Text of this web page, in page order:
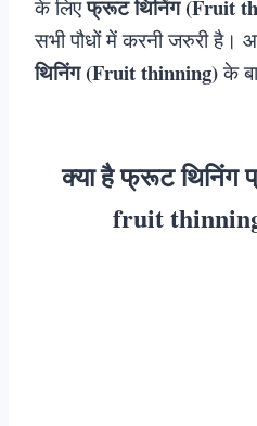
के लिएफ्रूट थिनिंग (Fruit
सभी पौधों में करनी जरुरी
थिनिंग (Fruit thinning)के
क्या है फ्रूट थिनिंग
fruit